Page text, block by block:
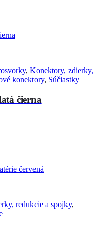
, Konektory, zdierky,
konektory, Súčiastky
čierna
redukcie a spojky,